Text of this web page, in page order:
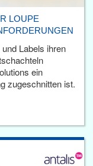
LOUPE
Labels ihren
ein
zugeschnitten ist.